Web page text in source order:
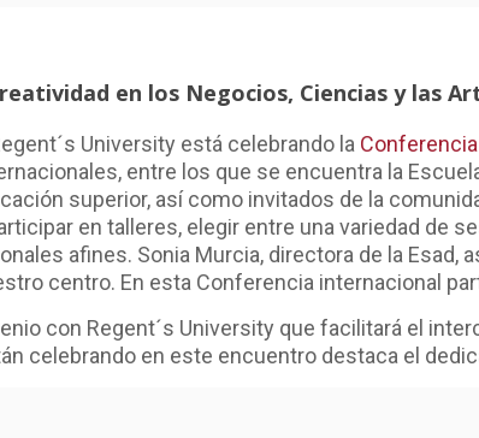
en los Negocios, Ciencias y las
University está celebrando la
entre los que se encuentra la
superior, así como invitados de la
en talleres, elegir entre una variedad
afines. Sonia Murcia, directora de la
centro. En esta Conferencia internacional
con Regent´s University que facilitará el
celebrando en este encuentro destaca el